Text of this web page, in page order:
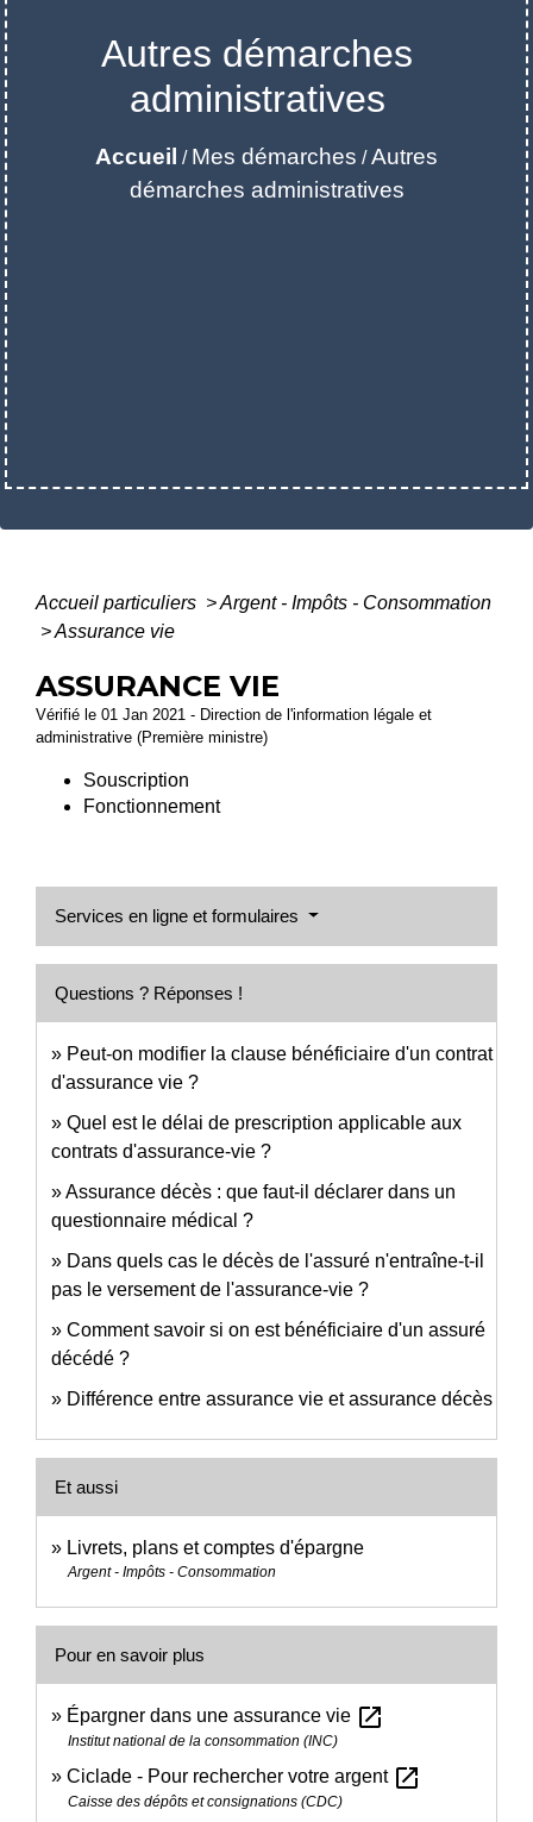
Autres démarches
administratives
Accueil / Mes démarches /Autres
démarches administratives
Accueil particuliers >Argent - Impôts - Consommation
>Assurance vie
ASSURANCE VIE
Vérifié le 01 Jan 2021 - Direction de l'information légale et
administrative (Première ministre)
Souscription
Fonctionnement
Services en ligne et formulaires
Questions ? Réponses !
Peut-on modifier la clause bénéficiaire d'un contrat
d'assurance vie ?
Quel est le délai de prescription applicable aux
contrats d'assurance-vie ?
Assurance décès : que faut-il déclarer dans un
questionnaire médical ?
Dans quels cas le décès de l'assuré n'entraîne-t-il
pas le versement de l'assurance-vie ?
Comment savoir si on est bénéficiaire d'un assuré
décédé ?
Différence entre assurance vie et assurance décès
Et aussi
Livrets, plans et comptes d'épargne
Argent - Impôts - Consommation
Pour en savoir plus
Épargner dans une assurance vie open_in_new
Institut national de la consommation (INC)
Ciclade - Pour rechercher votre argent open_in_new
Caisse des dépôts et consignations (CDC)